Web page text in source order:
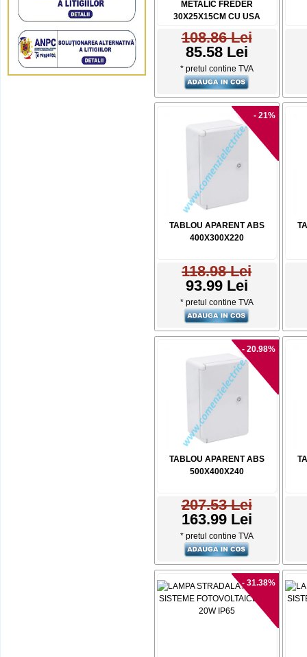
METALIC FREDER
30X25X15CM CU USA
108.86 Lei
85.58 Lei
* pretul contine TVA
- 21%
TABLOU APARENT ABS
400X300X220
118.98 Lei
93.99 Lei
* pretul contine TVA
- 20.98%
TABLOU APARENT ABS
500X400X240
207.53 Lei
163.99 Lei
* pretul contine TVA
- 31.38%